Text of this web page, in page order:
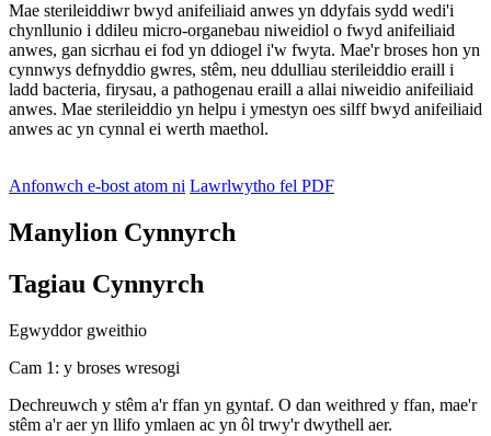
Mae sterileiddiwr bwyd anifeiliaid anwes yn ddyfais sydd wedi'i
chynllunio i ddileu micro-organebau niweidiol o fwyd anifeiliaid
anwes, gan sicrhau ei fod yn ddiogel i'w fwyta. Mae'r broses hon yn
cynnwys defnyddio gwres, stêm, neu ddulliau sterileiddio eraill i
ladd bacteria, firysau, a pathogenau eraill a allai niweidio anifeiliaid
anwes. Mae sterileiddio yn helpu i ymestyn oes silff bwyd anifeiliaid
anwes ac yn cynnal ei werth maethol.
Anfonwch e-bost atom ni Lawrlwytho fel PDF
Manylion Cynnyrch
Tagiau Cynnyrch
Egwyddor gweithio
Cam 1: y broses wresogi
Dechreuwch y stêm a'r ffan yn gyntaf. O dan weithred y ffan, mae'r
stêm a'r aer yn llifo ymlaen ac yn ôl trwy'r dwythell aer.